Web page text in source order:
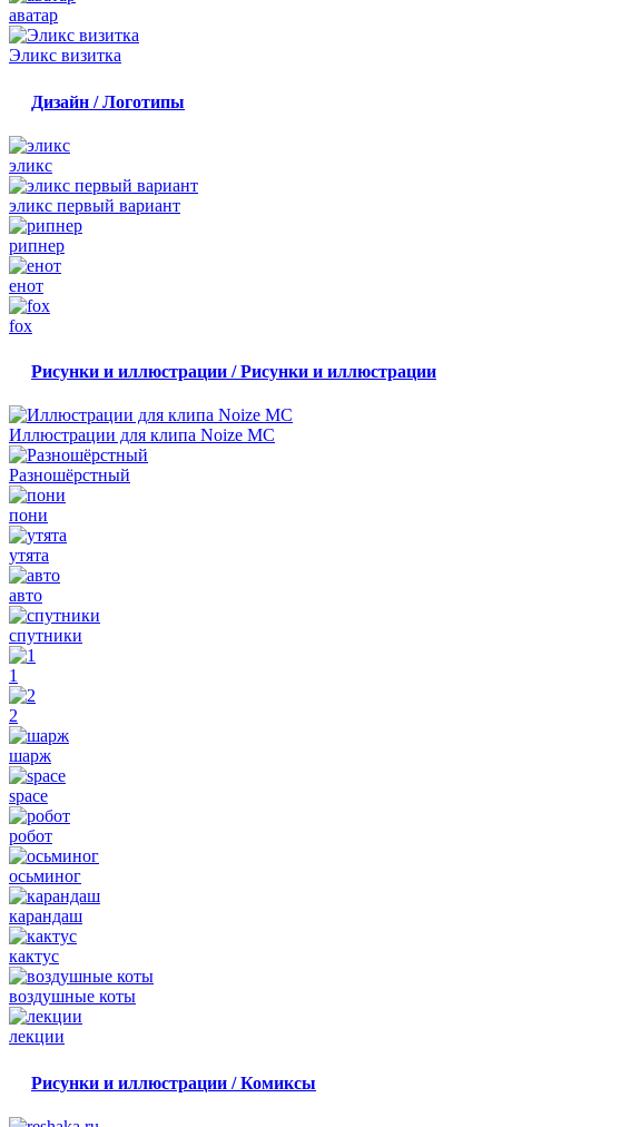
аватар
Эликс визитка
Дизайн / Логотипы
эликс
эликс первый вариант
рипнер
енот
fox
Рисунки и иллюстрации / Рисунки и иллюстрации
Иллюстрации для клипа Noize MC
Разношёрстный
пони
утята
авто
спутники
1
2
шарж
space
робот
осьминог
карандаш
кактус
воздушные коты
лекции
Рисунки и иллюстрации / Комиксы